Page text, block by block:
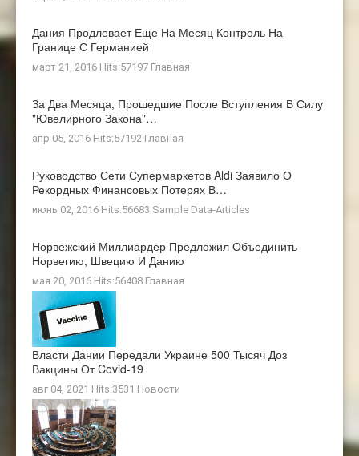
Дания Продлевает Еще На Месяц Контроль На
Границе С Германией
март 21, 2016 Hits:57197 Главная
За Два Месяца, Прошедшие После Вступления В Силу
"ювелирного Закона"…
апр 05, 2016 Hits:57192 Главная
Руководство Сети Супермаркетов Aldi Заявило О
Рекордных Финансовых Потерях В…
июнь 02, 2016 Hits:56683 Sample Data-Articles
Норвежский Миллиардер Предложил Объединить
Норвегию, Швецию И Данию
мая 20, 2016 Hits:56408 Главная
Власти Дании Передали Украине 500 Тысяч Доз
Вакцины От Covid-19
авг 04, 2021 Hits:3531 Новости